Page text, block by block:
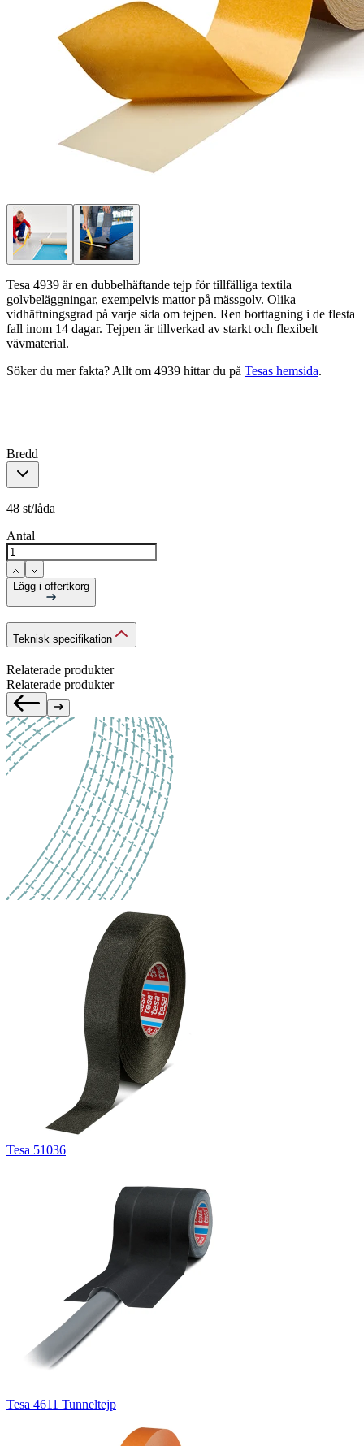
Tesa 4939 är en dubbelhäftande tejp för tillfälliga textila
golvbeläggningar, exempelvis mattor på mässgolv. Olika
vidhäftningsgrad på varje sida om tejpen. Ren borttagning i de flesta
fall inom 14 dagar. Tejpen är tillverkad av starkt och flexibelt
vävmaterial.
Söker du mer fakta? Allt om 4939 hittar du på Tesas hemsida.
Bredd
48 st/låda
Antal
Lägg i offertkorg
Teknisk specifikation
Relaterade produkter
Relaterade produkter
Tesa 51036
Tesa 4611 Tunneltejp